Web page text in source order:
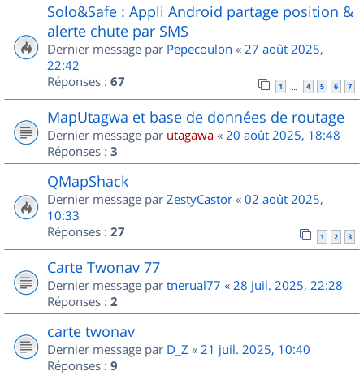
Solo&Safe : Appli Android partage position &
alerte chute par SMS
Dernier message par Pepecoulon « 27 août 2025,
22:42
Réponses : 67 1 … 4 5 6 7
MapUtagwa et base de données de routage
Dernier message par utagawa « 20 août 2025, 18:48
Réponses : 3
QMapShack
Dernier message par ZestyCastor « 02 août 2025,
10:33
Réponses : 27 1 2 3
Carte Twonav 77
Dernier message par tnerual77 « 28 juil. 2025, 22:28
Réponses : 2
carte twonav
Dernier message par D_Z « 21 juil. 2025, 10:40
Réponses : 9